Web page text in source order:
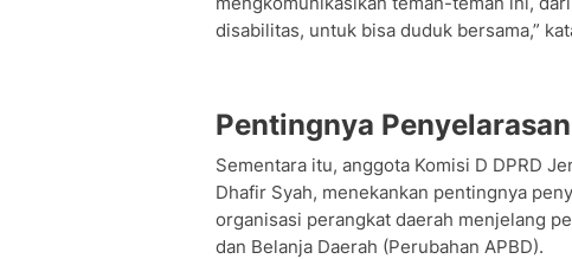
disabilitas, untuk bisa duduk bersama,”
Pentingnya
Sementara itu, anggota Komisi D DPRD
Dhafir Syah, menekankan pentingnya
organisasi perangkat daerah menjelang
dan Belanja Daerah (Perubahan APBD).